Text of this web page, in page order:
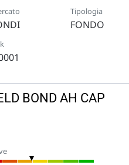
Tipologia
FONDO
BOND AH CAP